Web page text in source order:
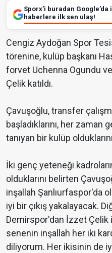
Sporx’i buradan Google’da
haberlere ilk sen ulaş!
Cengiz Aydoğan Spor
törenine, kulüp başkanı
forvet Uchenna Ogundu
Çelik katıldı.
Çavuşoğlu, transfer
başladıklarını, her
tanıyan bir kulüp
İki genç yeteneği
olduklarını belirten
inşallah Şanlıurfaspor'da
iyi bir çıkış yakalayacak.
Demirspor'dan İzzet
senenin inşallah her iki
diliyorum. Her ikisinin de